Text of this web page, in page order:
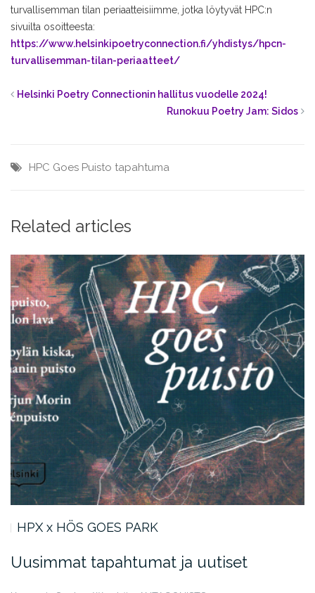
turvallisemman tilan periaatteisiimme, jotka löytyvät HPC:n
sivuilta osoitteesta:
https://www.helsinkipoetryconnection.fi/yhdistys/hpcn-
turvallisemman-tilan-periaatteet/
Helsinki Poetry Connectionin hallitus vuodelle 2024!
Runokuu Poetry Jam: Sidos
HPC Goes Puisto tapahtuma
Related articles
HPX x HÖS GOES PARK
Uusimmat tapahtumat ja uutiset